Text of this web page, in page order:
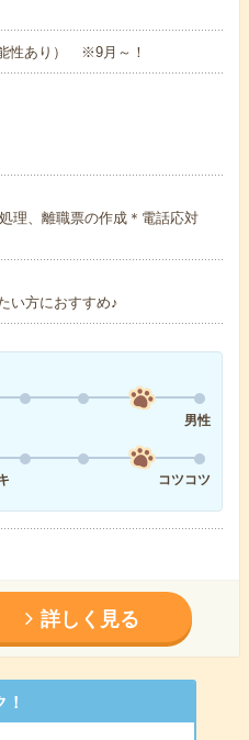
性あり） ※9月～！
理、離職票の作成＊電話応対
い方におすすめ♪
男性
コツコツ
詳しく見る